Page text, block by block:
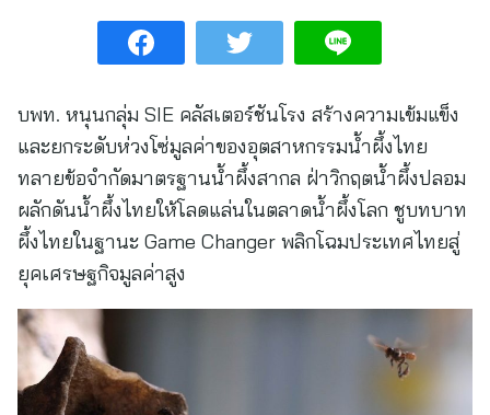
บพท. หนุนกลุ่ม SIE คลัสเตอร์ชันโรง สร้างความเข้มแข็ง
และยกระดับห่วงโซ่มูลค่าของอุตสาหกรรมน้ำผึ้งไทย
ทลายข้อจำกัดมาตรฐานน้ำผึ้งสากล ฝ่าวิกฤตน้ำผึ้งปลอม
ผลักดันน้ำผึ้งไทยให้โลดแล่นในตลาดน้ำผึ้งโลก ชูบทบาท
ผึ้งไทยในฐานะ Game Changer พลิกโฉมประเทศไทยสู่
ยุคเศรษฐกิจมูลค่าสูง